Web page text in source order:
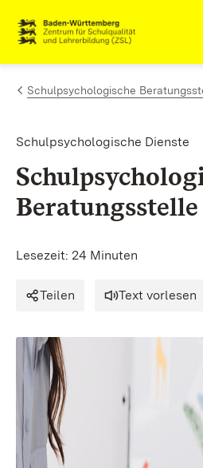
Zum Inhalt springen
Link zur Startseite
Schulpsychologische
Schulpsychologische Dienste
Lesezeit: 24 Minuten
Teilen Text vorlesen